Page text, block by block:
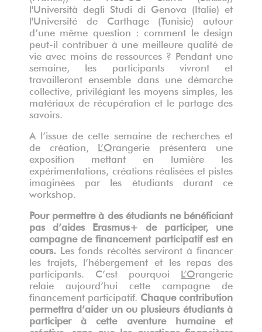
l'Università degli Studi di Genova (Italie) et
l'Université de Carthage (Tunisie) autour
d’une même question : comment le design
peut-il contribuer à une meilleure qualité de
vie avec moins de ressources ? Pendant une
semaine, les participants vivront et
travailleront ensemble dans une démarche
collective, privilégiant les moyens simples, les
matériaux de récupération et le partage des
savoirs.
A l’issue de cette semaine de recherches et
de création, L’O rangerie présentera une
exposition mettant en lumière les
expérimentations, créations réalisées et pistes
imaginées par les étudiants durant ce
workshop.
Pour permettre à des étudiants ne bénéficiant
pas d’aides Erasmus+ de participer, une
campagne de financement participatif est en
cours. Les fonds récoltés serviront à financer
les trajets, l’hébergement et les repas des
participants. C’est pourquoi L’O rangerie
relaie aujourd’hui cette campagne de
financement participatif. Chaque contribution
permettra d’aider un ou plusieurs étudiants à
participer à cette aventure humaine et